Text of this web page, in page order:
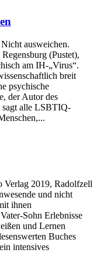
ausweichen.
(Pustet),
am IH-„Virus“.
breit
psychische
der Autor des
sagt alle LSBTIQ-
Verlag 2019, Radolfzell
und nicht
ihnen
Sohn Erlebnisse
und Lernen
Buches
intensives